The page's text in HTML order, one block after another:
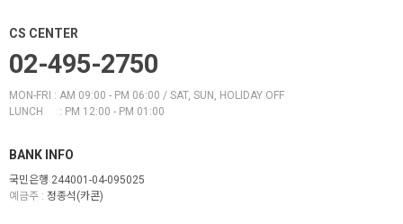
CS CENTER
02-495-2750
MON-FRI : AM 09:00 - PM 06:00 / SAT, SUN, HOLIDAY OFF
LUNCH : PM 12:00 - PM 01:00
BANK INFO
국민은행 244001-04-095025
예금주 : 정종석(카콘)